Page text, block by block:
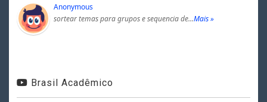
Anonymous
sortear temas para grupos e sequencia de…Mais »
Brasil Acadêmico